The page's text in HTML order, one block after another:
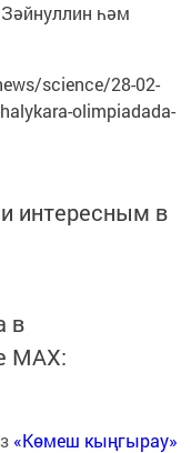
һәм
science/28-02-
olimpiadada-
интересным в
в
MАХ:
«Көмеш кыңгырау»